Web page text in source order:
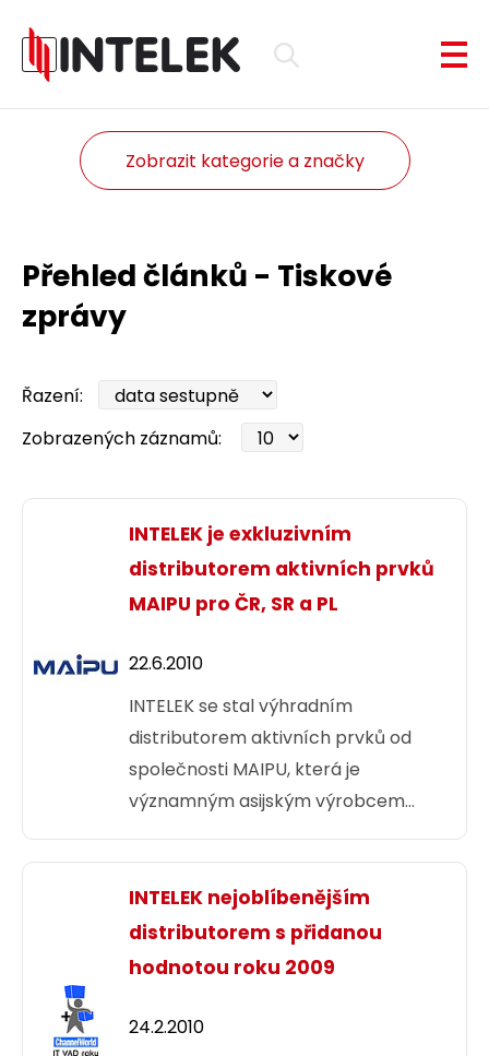
Zobrazit kategorie a značky
Přehled článků - Tiskové
zprávy
Řazení:
Zobrazených záznamů:
INTELEK je exkluzivním
distributorem aktivních prvků
MAIPU pro ČR, SR a PL
22.6.2010
INTELEK se stal výhradním
distributorem aktivních prvků od
společnosti MAIPU, která je
významným asijským výrobcem
enterprise a telco řešení. V portfoliu
produktů jsou kompletní řady L2 i L3
switchů, METRO switche pro ISP
a Telco sítě i řešení určené pro Triple
play sítě. Dále obsahuje kompletní
prvky pro SMB až robustní řešení pro
INTELEK nejoblíbenějším
distributorem s přidanou
hodnotou roku 2009
24.2.2010